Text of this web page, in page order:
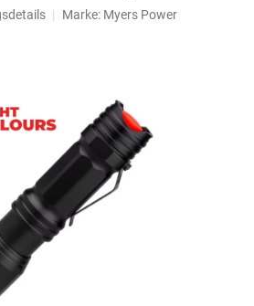
Marke: Myers Power